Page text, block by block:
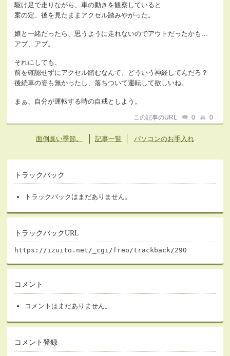
駆け足で走りながら、車の動きを観察していると
案の定、後を見たままアクセル踏みやがった。
娘と一緒だったら、思うように走れないのでアウトだったかも…
アブ、アブ。
それにしても、
前を確認せずにアクセル踏むなんて、どういう神経してんだろ？
後続車の姿も無かったし、落ちついて運転して欲しいね。
まぁ、自分が運転する時の自戒としよう。
この記事のURL 0 0
面倒臭い季節。 記事一覧 パソコンのお手入れ
トラックバック
トラックバックはまだありません。
トラックバックURL
https://izuito.net/_cgi/freo/trackback/290
コメント
コメントはまだありません。
コメント登録